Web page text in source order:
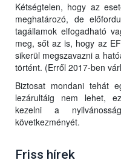
Kétségtelen, hogy az
meghatározó, de
tagállamok elfogadható
meg, sőt az is, hogy az
sikerül megszavazni a
történt. (Erről 2017-ben
Biztosat mondani tehát
lezárultáig nem lehet,
kezelni a
következményét.
Friss hírek